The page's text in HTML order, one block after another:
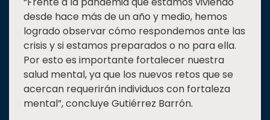
desde hace más de un año y medio, hemos
logrado observar cómo respondemos ante las
crisis y si estamos preparados o no para ella.
Por esto es importante fortalecer nuestra
salud mental, ya que los nuevos retos que se
acercan requerirán individuos con fortaleza
mental”, concluye Gutiérrez Barrón.